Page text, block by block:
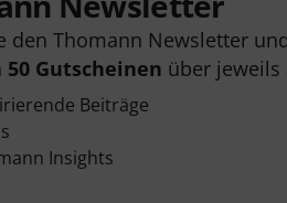
den Thomann Newsletter
50 Gutscheinen über jeweils
Beiträge
Insights